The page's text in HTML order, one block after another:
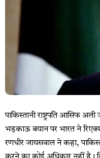
पाकिस्तानी राष्ट्रपति आसिफ
भड़काऊ बयान पर भारत ने
रणधीर जायसवाल ने कहा,